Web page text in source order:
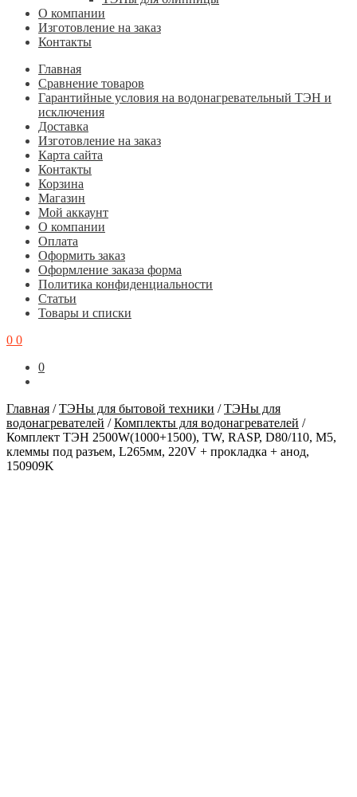
О компании
Изготовление на заказ
Контакты
Главная
Cравнение товаров
Гарантийные условия на водонагревательный ТЭН и
исключения
Доставка
Изготовление на заказ
Карта сайта
Контакты
Корзина
Магазин
Мой аккаунт
О компании
Оплата
Оформить заказ
Оформление заказа форма
Политика конфиденциальности
Статьи
Товары и списки
0 0
0
Главная /ТЭНы для бытовой техники /ТЭНы для
водонагревателей /Комплекты для водонагревателей /
Комплект ТЭН 2500W(1000+1500), TW, RASP, D80/110, М5,
клеммы под разъем, L265мм, 220V + прокладка + анод,
150909K